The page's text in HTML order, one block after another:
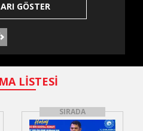
GÖSTER
LİSTESİ
SIRADA